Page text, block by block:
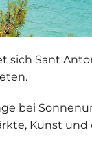
Sant
bei
Kunst